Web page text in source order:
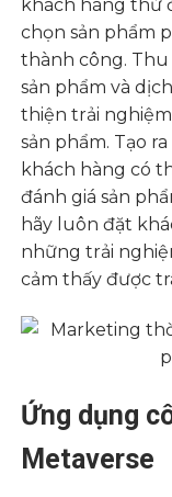
khách hàng thử
chọn sản phẩm
thành công.
sản phẩm và
thiện trải
sản phẩm. Tạo
khách hàng có
đánh giá sản
hãy luôn đặt
những trải
cảm thấy được
Ứng dụng
Metaverse